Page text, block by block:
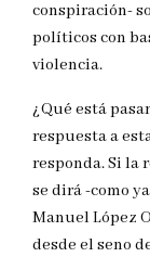
conspiración-
políticos con
violencia.
¿Qué está
respuesta a
responda. Si la
se dirá -como
Manuel López
desde el seno